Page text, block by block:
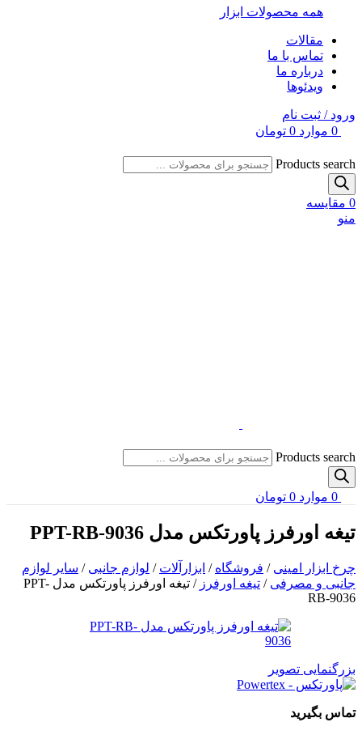
همه محصولات ابزار
مقالات
تماس با ما
درباره ما
ویدئوها
ورود / ثبت نام
0 موارد 0 تومان
Products search
0 مقایسه
منو
Products search
0 موارد 0 تومان
تیغه اورفرز پاورتکس مدل PPT-RB-9036
چرخ ابزار امینی / فروشگاه / ابزارآلات / لوازم جانبی / سایر لوازم
جانبی و مصرفی / تیغه اورفرز /
تیغه اورفرز پاورتکس مدل PPT-
RB-9036
بزرگنمایی تصویر
تماس بگیرید